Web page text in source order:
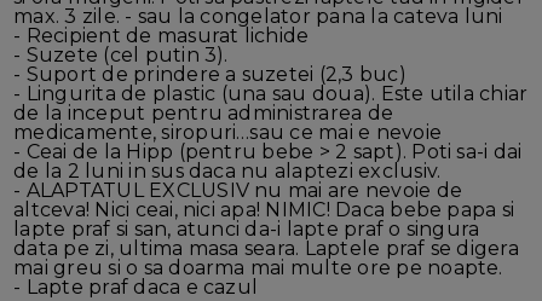
max. 3 zile. - sau la congelator pana la cateva luni
- Recipient de masurat lichide
- Suzete (cel putin 3).
- Suport de prindere a suzetei (2,3 buc)
- Lingurita de plastic (una sau doua). Este utila chiar
de la inceput pentru administrarea de
medicamente, siropuri…sau ce mai e nevoie
- Ceai de la Hipp (pentru bebe > 2 sapt). Poti sa-i dai
de la 2 luni in sus daca nu alaptezi exclusiv.
- ALAPTATUL EXCLUSIV nu mai are nevoie de
altceva! Nici ceai, nici apa! NIMIC! Daca bebe papa si
lapte praf si san, atunci da-i lapte praf o singura
data pe zi, ultima masa seara. Laptele praf se digera
mai greu si o sa doarma mai multe ore pe noapte.
- Lapte praf daca e cazul